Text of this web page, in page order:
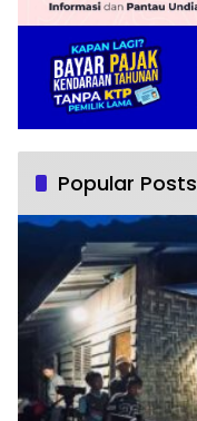
Popular Posts